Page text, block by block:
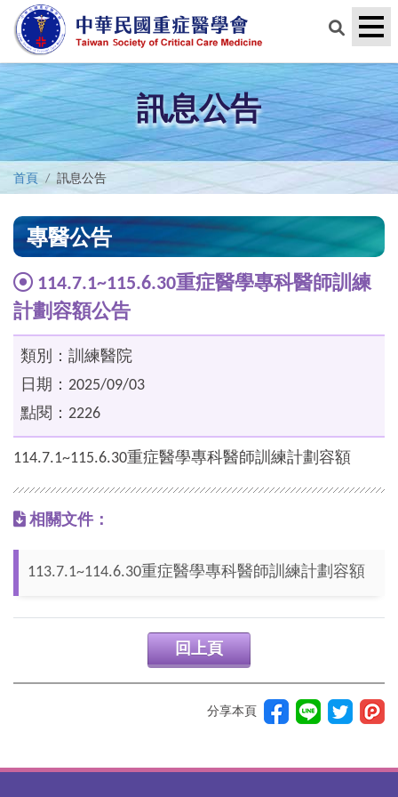
訊息公告
首頁 訊息公告
專醫公告
114.7.1~115.6.30重症醫學專科醫師訓練
計劃容額公告
類別：訓練醫院
日期：2025/09/03
點閱：2226
114.7.1~115.6.30重症醫學專科醫師訓練計劃容額
相關文件：
113.7.1~114.6.30重症醫學專科醫師訓練計劃容額
回上頁
分享本頁